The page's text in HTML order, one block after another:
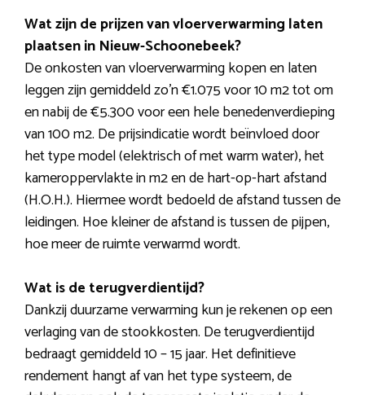
Wat zijn de prijzen van vloerverwarming laten
plaatsen in Nieuw-Schoonebeek?
De onkosten van vloerverwarming kopen en laten
leggen zijn gemiddeld zo’n €1.075 voor 10 m2 tot om
en nabij de €5.300 voor een hele benedenverdieping
van 100 m2. De prijsindicatie wordt beïnvloed door
het type model (elektrisch of met warm water), het
kameroppervlakte in m2 en de hart-op-hart afstand
(H.O.H.). Hiermee wordt bedoeld de afstand tussen de
leidingen. Hoe kleiner de afstand is tussen de pijpen,
hoe meer de ruimte verwarmd wordt.
Wat is de terugverdientijd?
Dankzij duurzame verwarming kun je rekenen op een
verlaging van de stookkosten. De terugverdientijd
bedraagt gemiddeld 10 – 15 jaar. Het definitieve
rendement hangt af van het type systeem, de